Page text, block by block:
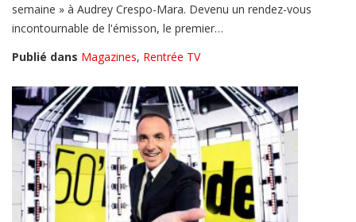
semaine » à Audrey Crespo-Mara. Devenu un rendez-vous
incontournable de l'émisson, le premier…
Publié dans Magazines, Rentrée TV